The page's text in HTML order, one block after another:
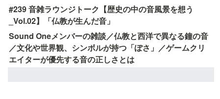
#239 音雑ラウンジトーク【歴史の中の音風景を想う
_Vol.02】「仏教が生んだ音」
Sound Oneメンバーの雑談／仏教と西洋で異なる鐘の音
／文化や世界観、シンボルが持つ「ぽさ」／ゲームクリ
エイターが優先する音の正しさとは